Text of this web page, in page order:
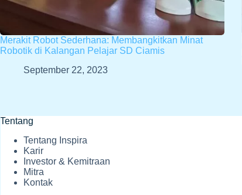
Merakit Robot Sederhana: Membangkitkan Minat
Robotik di Kalangan Pelajar SD Ciamis
September 22, 2023
Tentang
Tentang Inspira
Karir
Investor & Kemitraan
Mitra
Kontak